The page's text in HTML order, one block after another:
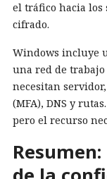
el tráfico hacia
cifrado.
Windows incluye
una red de
necesitan
(MFA), DNS y
pero el recurso